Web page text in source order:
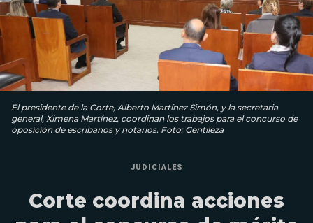
El presidente de la Corte, Alberto Martínez Simón, y la secretaria
general, Ximena Martínez, coordinan los trabajos para el concurso de
oposición de escribanos y notarios. Foto: Gentileza
JUDICIALES
Corte coordina acciones